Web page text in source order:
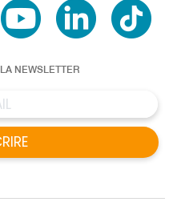
NEWSLETTER